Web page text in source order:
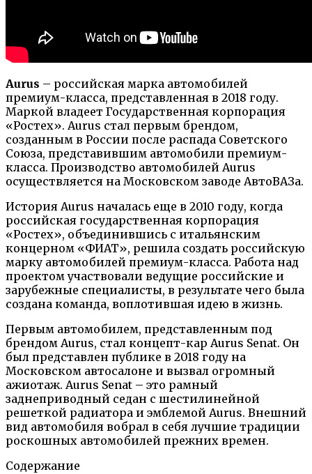
Aurus – российская марка автомобилей
премиум-класса, представленная в 2018 году.
Маркой владеет Государственная корпорация
«Ростех». Aurus стал первым брендом,
созданным в России после распада Советского
Союза, представившим автомобили премиум-
класса. Производство автомобилей Aurus
осуществляется на Московском заводе АвтоВАЗа.
История Aurus началась еще в 2010 году, когда
российская государственная корпорация
«Ростех», объединившись с итальянским
концерном «ФИАТ», решила создать российскую
марку автомобилей премиум-класса. Работа над
проектом участвовали ведущие российские и
зарубежные специалисты, в результате чего была
создана команда, воплотившая идею в жизнь.
Первым автомобилем, представленным под
брендом Aurus, стал концепт-кар Aurus Senat. Он
был представлен публике в 2018 году на
Московском автосалоне и вызвал огромный
ажиотаж. Aurus Senat – это рамный
заднеприводный седан с шестилинейной
решеткой радиатора и эмблемой Aurus. Внешний
вид автомобиля вобрал в себя лучшие традиции
роскошных автомобилей прежних времен.
Содержание